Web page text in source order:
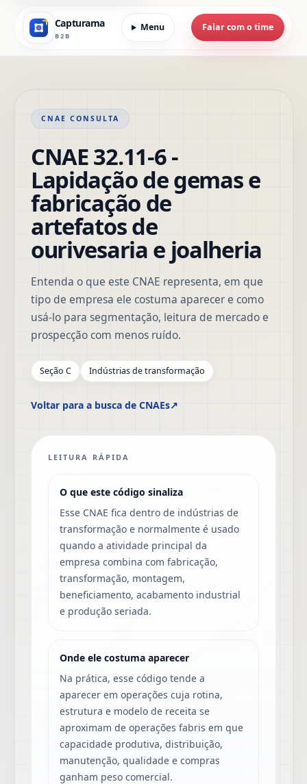
Capturama
B2B
Menu Falar com o time
CNAE CONSULTA
CNAE 32.11-6 -
Lapidação de gemas e
fabricação de
artefatos de
ourivesaria e joalheria
Entenda o que este CNAE representa, em que
tipo de empresa ele costuma aparecer e como
usá-lo para segmentação, leitura de mercado e
prospecção com menos ruído.
Seção C Indústrias de transformação
Voltar para a busca de CNAEs↗
LEITURA RÁPIDA
O que este código sinaliza
Esse CNAE fica dentro de indústrias de
transformação e normalmente é usado
quando a atividade principal da
empresa combina com fabricação,
transformação, montagem,
beneficiamento, acabamento industrial
e produção seriada.
Onde ele costuma aparecer
Na prática, esse código tende a
aparecer em operações cuja rotina,
estrutura e modelo de receita se
aproximam de operações fabris em que
capacidade produtiva, distribuição,
manutenção, qualidade e compras
ganham peso comercial.